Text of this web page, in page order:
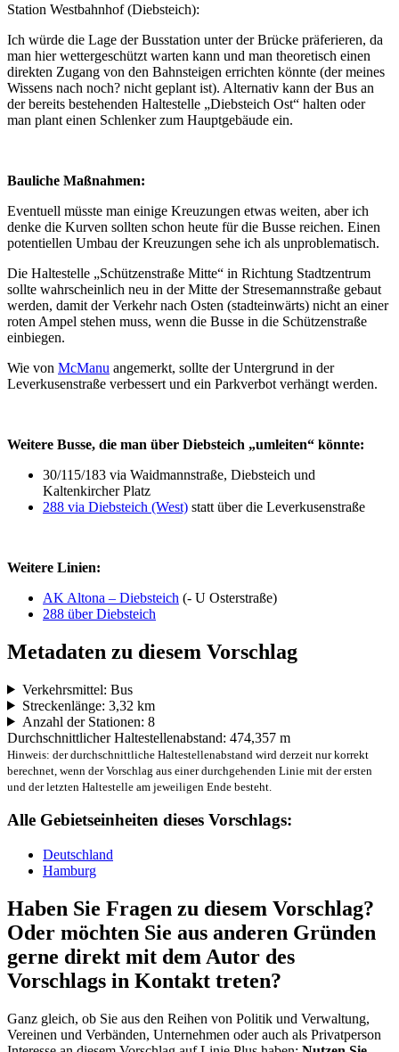
Station Westbahnhof (Diebsteich):
Ich würde die Lage der Busstation unter der Brücke präferieren, da
man hier wettergeschützt warten kann und man theoretisch einen
direkten Zugang von den Bahnsteigen errichten könnte (der meines
Wissens nach noch? nicht geplant ist). Alternativ kann der Bus an
der bereits bestehenden Haltestelle „Diebsteich Ost“ halten oder
man plant einen Schlenker zum Hauptgebäude ein.
Bauliche Maßnahmen:
Eventuell müsste man einige Kreuzungen etwas weiten, aber ich
denke die Kurven sollten schon heute für die Busse reichen. Einen
potentiellen Umbau der Kreuzungen sehe ich als unproblematisch.
Die Haltestelle „Schützenstraße Mitte“ in Richtung Stadtzentrum
sollte wahrscheinlich neu in der Mitte der Stresemannstraße gebaut
werden, damit der Verkehr nach Osten (stadteinwärts) nicht an einer
roten Ampel stehen muss, wenn die Busse in die Schützenstraße
einbiegen.
Wie von McManu angemerkt, sollte der Untergrund in der
Leverkusenstraße verbessert und ein Parkverbot verhängt werden.
Weitere Busse, die man über Diebsteich „umleiten“ könnte:
30/115/183 via Waidmannstraße, Diebsteich und
Kaltenkircher Platz
288 via Diebsteich (West) statt über die Leverkusenstraße
Weitere Linien:
AK Altona – Diebsteich (- U Osterstraße)
288 über Diebsteich
Metadaten zu diesem Vorschlag
Verkehrsmittel: Bus
Streckenlänge: 3,32 km
Anzahl der Stationen: 8
Durchschnittlicher Haltestellenabstand: 474,357 m
Hinweis: der durchschnittliche Haltestellenabstand wird derzeit nur korrekt
berechnet, wenn der Vorschlag aus einer durchgehenden Linie mit der ersten
und der letzten Haltestelle am jeweiligen Ende besteht.
Alle Gebietseinheiten dieses Vorschlags:
Deutschland
Hamburg
Haben Sie Fragen zu diesem Vorschlag?
Oder möchten Sie aus anderen Gründen
gerne direkt mit dem Autor des
Vorschlags in Kontakt treten?
Ganz gleich, ob Sie aus den Reihen von Politik und Verwaltung,
Vereinen und Verbänden, Unternehmen oder auch als Privatperson